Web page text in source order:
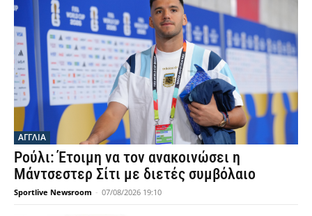
ΑΓΓΛΙΑ
Ρούλι: Έτοιμη να τον ανακοινώσει η
Μάντσεστερ Σίτι με διετές συμβόλαιο
Sportlive Newsroom - 07/08/2026 19:10